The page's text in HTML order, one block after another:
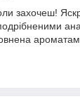
захочеш!